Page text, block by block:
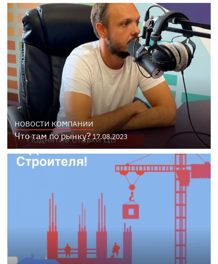
НОВОСТИ КОМПАНИИ
Что там по рынку?17.08.2023